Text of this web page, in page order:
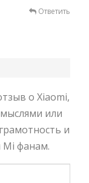
Ответить
о Xiaomi,
или
и
фанам.